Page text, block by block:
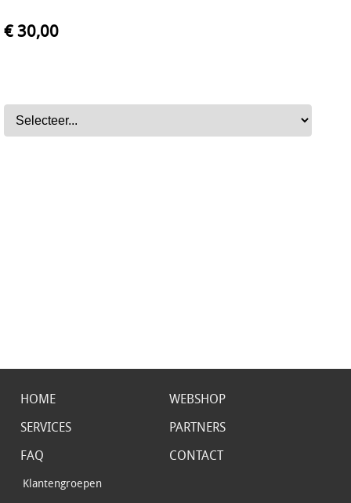
€ 30,00
HOME
WEBSHOP
SERVICES
PARTNERS
FAQ
Klantengroepen
CONTACT